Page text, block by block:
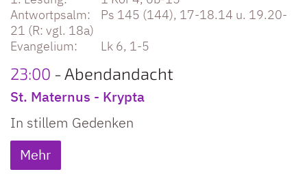
Ps 145 (144), 17-18.14 u. 19.20-
21 (R: vgl. 18a)
Lk 6, 1-5
23:00 Abendandacht
St. Maternus - Krypta
In stillem Gedenken
Mehr